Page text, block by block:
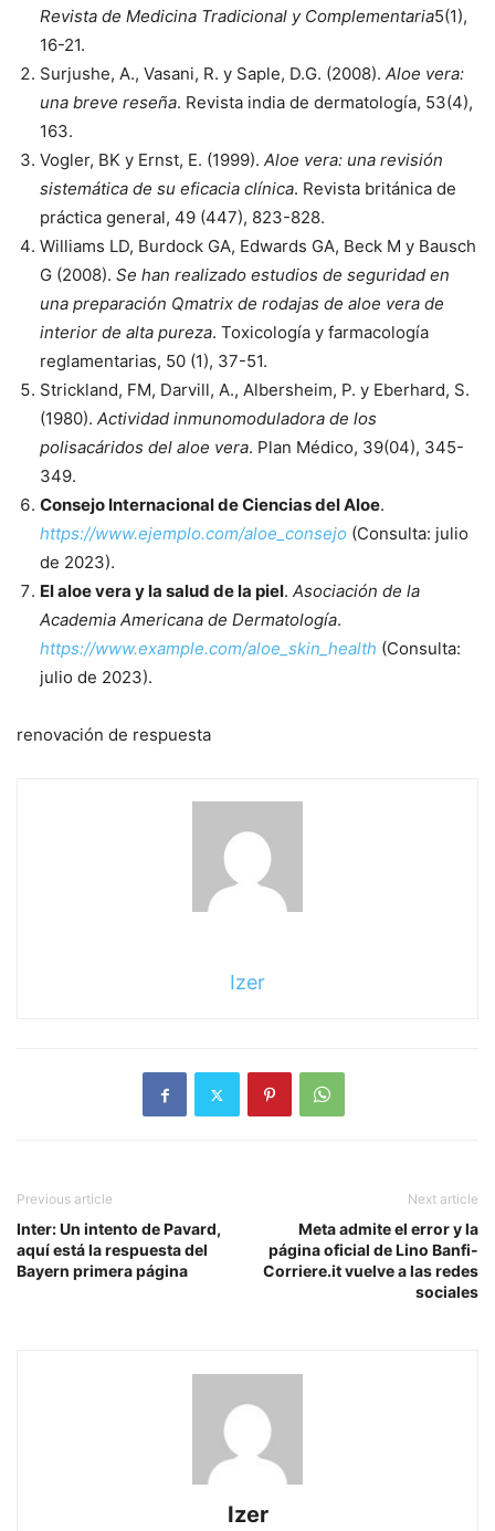
Revista de Medicina Tradicional y Complementaria5(1),
16-21.
Surjushe, A., Vasani, R. y Saple, D.G. (2008). Aloe vera:
una breve reseña. Revista india de dermatología, 53(4),
163.
Vogler, BK y Ernst, E. (1999). Aloe vera: una revisión
sistemática de su eficacia clínica. Revista británica de
práctica general, 49 (447), 823-828.
Williams LD, Burdock GA, Edwards GA, Beck M y Bausch
G (2008). Se han realizado estudios de seguridad en
una preparación Qmatrix de rodajas de aloe vera de
interior de alta pureza. Toxicología y farmacología
reglamentarias, 50 (1), 37-51.
Strickland, FM, Darvill, A., Albersheim, P. y Eberhard, S.
(1980). Actividad inmunomoduladora de los
polisacáridos del aloe vera. Plan Médico, 39(04), 345-
349.
Consejo Internacional de Ciencias del Aloe.
https://www.ejemplo.com/aloe_consejo (Consulta: julio
de 2023).
El aloe vera y la salud de la piel. Asociación de la
Academia Americana de Dermatología.
https://www.example.com/aloe_skin_health (Consulta:
julio de 2023).
renovación de respuesta
Izer
Previous article
Inter: Un intento de Pavard,
aquí está la respuesta del
Bayern primera página
Next article
Meta admite el error y la
página oficial de Lino Banfi-
Corriere.it vuelve a las redes
sociales
Izer